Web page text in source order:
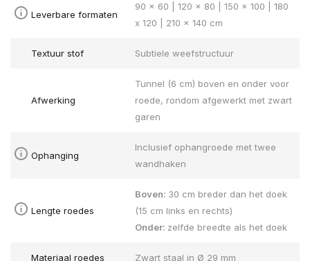
Leverbare formaten
90 x 60 | 120 x 80 | 150 x 100 | 180
x 120 | 210 x 140 cm
Textuur stof Subtiele weefstructuur
Afwerking
Tunnel (6 cm) boven en onder voor
roede, rondom afgewerkt met zwart
garen
Ophanging
Inclusief ophangroede met twee
wandhaken
Lengte roedes
Boven: 30 cm breder dan het doek
(15 cm links en rechts)
Onder: zelfde breedte als het doek
Materiaal roedes Zwart staal in Ø 29 mm